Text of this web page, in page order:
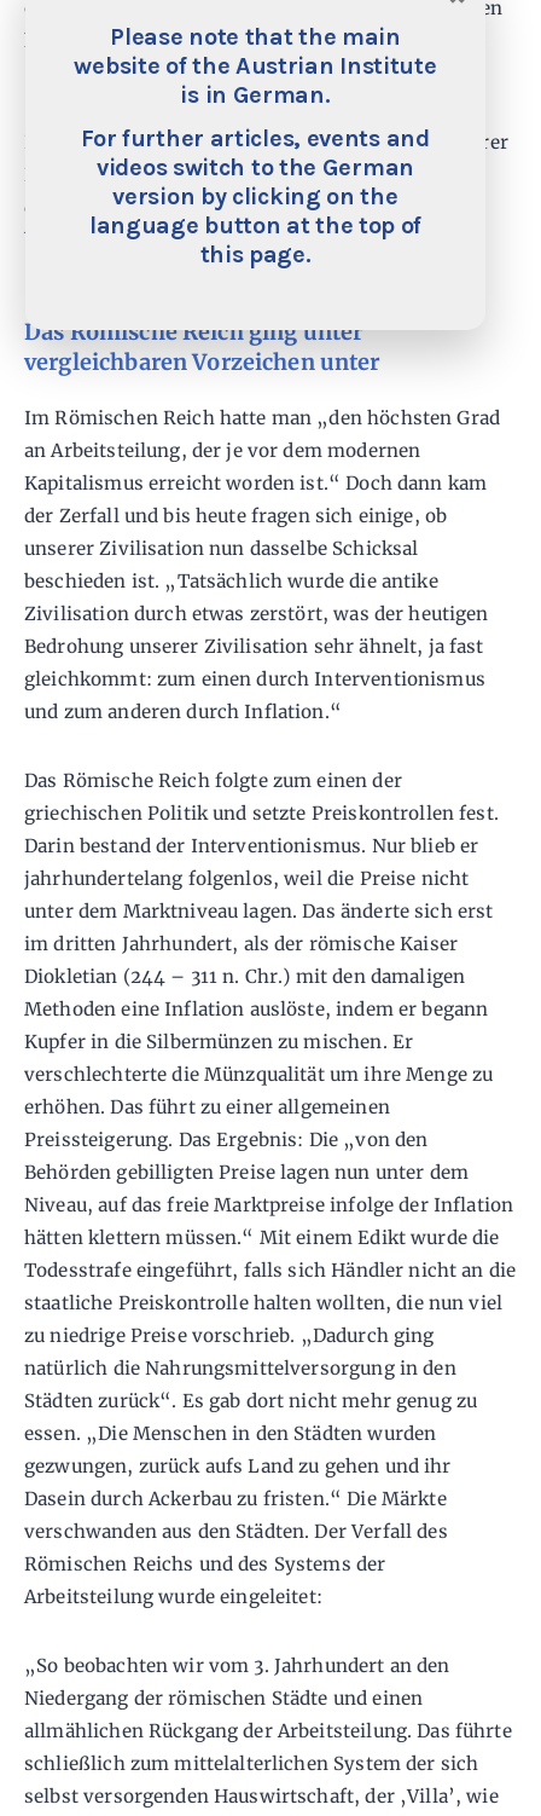
Please note that the main
website of the Austrian Institute
is in German.
For further articles, events and
videos switch to the German
version by clicking on the
language button at the top of
this page.
erklären, dass man dieses Projekt nicht durchführen
könne oder jenes unbedingt notwendig sei.“
„Dieser politische Wandel, herbeigeführt vom
Interventionismus, hat die Kraft der Völker und ihrer
Repräsentanten, dem Ehrgeiz von Diktatoren und
dem Druck von Tyrannen zu widerstehen,
beträchtlich geschwächt.“
Das Römische Reich ging unter
vergleichbaren Vorzeichen unter
Im Römischen Reich hatte man „den höchsten Grad
an Arbeitsteilung, der je vor dem modernen
Kapitalismus erreicht worden ist.“ Doch dann kam
der Zerfall und bis heute fragen sich einige, ob
unserer Zivilisation nun dasselbe Schicksal
beschieden ist. „Tatsächlich wurde die antike
Zivilisation durch etwas zerstört, was der heutigen
Bedrohung unserer Zivilisation sehr ähnelt, ja fast
gleichkommt: zum einen durch Interventionismus
und zum anderen durch Inflation.“
Das Römische Reich folgte zum einen der
griechischen Politik und setzte Preiskontrollen fest.
Darin bestand der Interventionismus. Nur blieb er
jahrhundertelang folgenlos, weil die Preise nicht
unter dem Marktniveau lagen. Das änderte sich erst
im dritten Jahrhundert, als der römische Kaiser
Diokletian (244 – 311 n. Chr.) mit den damaligen
Methoden eine Inflation auslöste, indem er begann
Kupfer in die Silbermünzen zu mischen. Er
verschlechterte die Münzqualität um ihre Menge zu
erhöhen. Das führt zu einer allgemeinen
Preissteigerung. Das Ergebnis: Die „von den
Behörden gebilligten Preise lagen nun unter dem
Niveau, auf das freie Marktpreise infolge der Inflation
hätten klettern müssen.“ Mit einem Edikt wurde die
Todesstrafe eingeführt, falls sich Händler nicht an die
staatliche Preiskontrolle halten wollten, die nun viel
zu niedrige Preise vorschrieb. „Dadurch ging
natürlich die Nahrungsmittelversorgung in den
Städten zurück“. Es gab dort nicht mehr genug zu
essen. „Die Menschen in den Städten wurden
gezwungen, zurück aufs Land zu gehen und ihr
Dasein durch Ackerbau zu fristen.“ Die Märkte
verschwanden aus den Städten. Der Verfall des
Römischen Reichs und des Systems der
Arbeitsteilung wurde eingeleitet:
„So beobachten wir vom 3. Jahrhundert an den
Niedergang der römischen Städte und einen
allmählichen Rückgang der Arbeitsteilung. Das führte
schließlich zum mittelalterlichen System der sich
selbst versorgenden Hauswirtschaft, der ‚Villa’, wie